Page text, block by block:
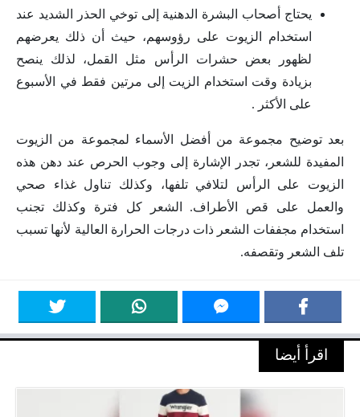
يحتاج أصحاب البشرة الدهنية إلى توخي الحذر الشديد عند
استخدام الزيوت على رؤوسهم، حيث أن ذلك يعرضهم
لظهور بعض حشرات الرأس مثل القمل، لذلك ينصح
بزيادة وقت استخدام الزيت إلى مرتين فقط في الأسبوع
على الأكثر .
بعد توضيح مجموعة من أفضل الأسماء لمجموعة من الزيوت
المفيدة للشعر، تجدر الإشارة إلى وجوب الحرص عند دهن هذه
الزيوت على الرأس لتلافي تلفها، وكذلك تناول غذاء صحي
والعمل على قص الأطراف. الشعر كل فترة وكذلك تجنب
استخدام مجففات الشعر ذات درجات الحرارة العالية لأنها تسبب
تلف الشعر وتقصفه.
اقرأ أيضا